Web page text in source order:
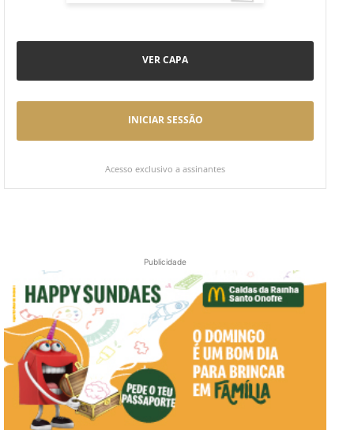
VER CAPA
INICIAR SESSÃO
Acesso exclusivo a assinantes
Publicidade